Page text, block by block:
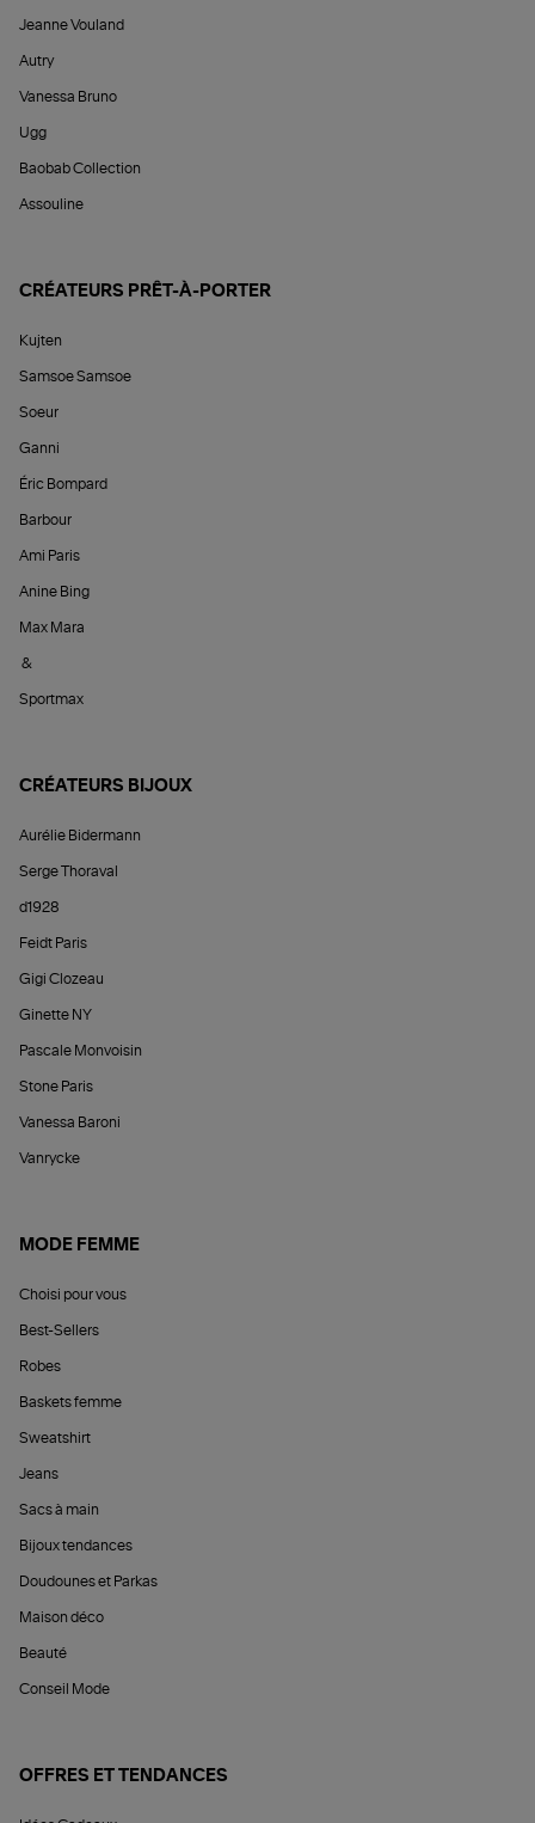
Jeanne Vouland
Autry
Vanessa Bruno
Ugg
Baobab Collection
Assouline
CRÉATEURS PRÊT-À-PORTER
Kujten
Samsoe Samsoe
Soeur
Ganni
Éric Bompard
Barbour
Ami Paris
Anine Bing
Max Mara
&
Sportmax
CRÉATEURS BIJOUX
Aurélie Bidermann
Serge Thoraval
d1928
Feidt Paris
Gigi Clozeau
Ginette NY
Pascale Monvoisin
Stone Paris
Vanessa Baroni
Vanrycke
MODE FEMME
Choisi pour vous
Best-Sellers
Robes
Baskets femme
Sweatshirt
Jeans
Sacs à main
Bijoux tendances
Doudounes et Parkas
Maison déco
Beauté
Conseil Mode
OFFRES ET TENDANCES